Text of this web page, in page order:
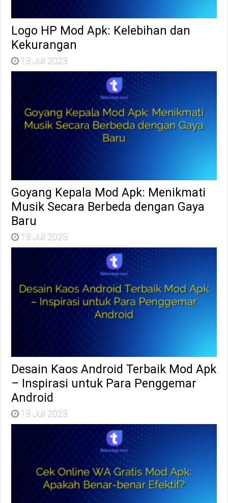
Logo HP Mod Apk: Kelebihan dan
Kekurangan
13 Juli 2023
Goyang Kepala Mod Apk: Menikmati
Musik Secara Berbeda dengan Gaya
Baru
13 Juli 2023
Desain Kaos Android Terbaik Mod Apk
– Inspirasi untuk Para Penggemar
Android
13 Juli 2023